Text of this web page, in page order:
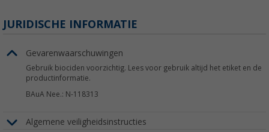
JURIDISCHE INFORMATIE
Gevarenwaarschuwingen
Gebruik biociden voorzichtig. Lees voor gebruik altijd het etiket en de
productinformatie.
BAuA Nee.: N-118313
Algemene veiligheidsinstructies